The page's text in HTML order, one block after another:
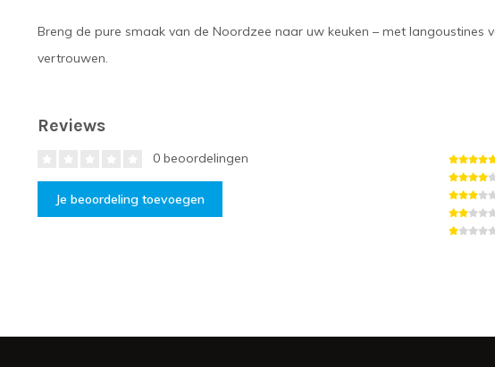
Breng de pure smaak van de Noordzee naar uw keuken – met
vertrouwen.
Reviews
0 beoordelingen
Je beoordeling toevoegen